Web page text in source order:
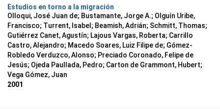
Estudios en torno a la migración
Olloqui, José Juan de; Bustamante, Jorge A.; Olguín Uribe,
Francisco; Turrent, Isabel; Beamish, Adrián; Schmitt, Thomas;
Gutiérrez Canet, Agustín; Lajous Vargas, Roberta; Carrillo
Castro, Alejandro; Macedo Soares, Luiz Filipe de; Gómez-
Robledo Verduzco, Alonso; Preciado Coronado, Felipe de
Jesús; Ojeda Paullada, Pedro; Carton de Grammont, Hubert;
Vega Gómez, Juan
2001